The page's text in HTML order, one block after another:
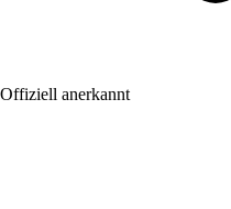
Offiziell anerkannt